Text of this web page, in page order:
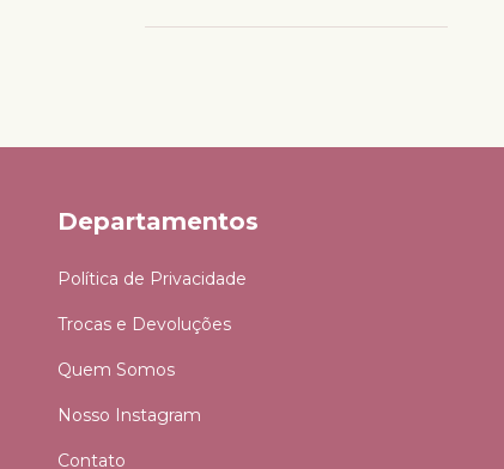
Departamentos
Política de Privacidade
Trocas e Devoluções
Quem Somos
Nosso Instagram
Contato